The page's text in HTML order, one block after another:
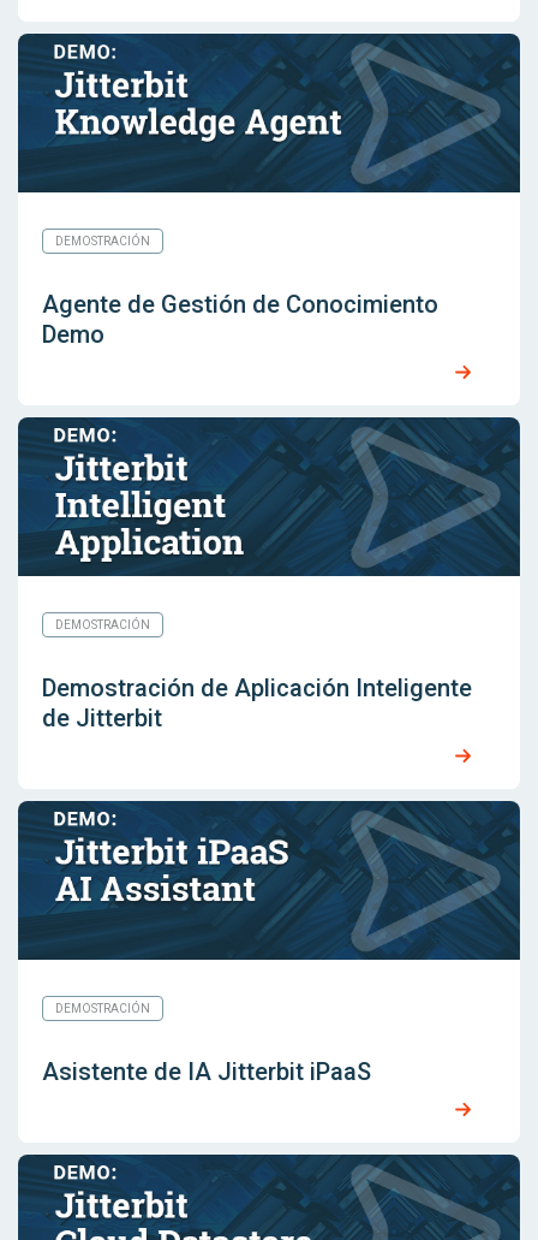
DEMOSTRACIÓN
Agente de Gestión de Conocimiento
Demo
DEMOSTRACIÓN
Demostración de Aplicación Inteligente
de Jitterbit
DEMOSTRACIÓN
Asistente de IA Jitterbit iPaaS